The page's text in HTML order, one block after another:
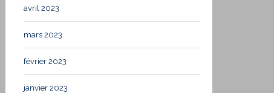
avril 2023
mars 2023
février 2023
janvier 2023